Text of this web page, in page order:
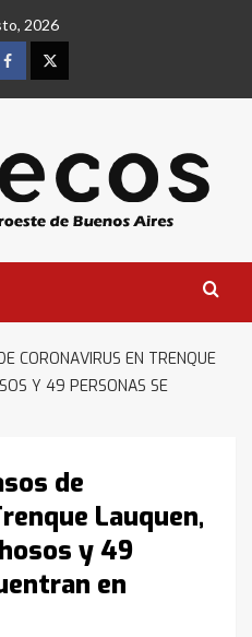
2026
FacebookTwitter
CORONAVIRUS EN TRENQUE
Y 49 PERSONAS SE
de
Lauquen,
y 49
en